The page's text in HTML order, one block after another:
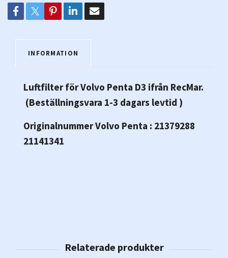
INFORMATION
Luftfilter för Volvo Penta D3 ifrån RecMar.
(Beställningsvara 1-3 dagars levtid )
Originalnummer Volvo Penta : 21379288
21141341